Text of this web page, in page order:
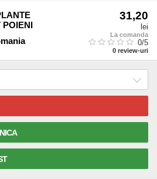
POIENI
31,20
lei
La comanda
0/5
0 review-uri